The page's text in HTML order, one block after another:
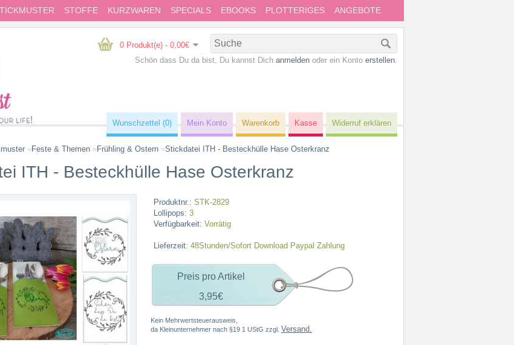
STOFFE KURZWAREN SPECIALS EBOOKS PLOTTERIGES ANGEBOTE
0 Produkt(e) - 0,00€
Schön dass Du da bist, Du kannst Dich anmelden oder ein Konto erstellen.
Wunschzettel (0) Mein Konto Warenkorb Kasse Widerruf erklären
»Feste & Themen »Frühling & Ostern »Stickdatei ITH - Besteckhülle Hase Osterkranz
ITH - Besteckhülle Hase Osterkranz
Produktnr.: STK-2829
Lollipops: 3
Verfügbarkeit: Vorrätig
Lieferzeit: 48Stunden/Sofort Download Paypal Zahlung
Preis pro Artikel
3,95€
Kein Mehrwertsteuerausweis,
da Kleinunternehmer nach §19 1 UStG zzgl. Versand.